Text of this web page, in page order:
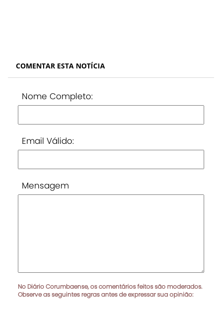
COMENTAR ESTA NOTÍCIA
Nome Completo:
Email Válido:
Mensagem
No Diário Corumbaense, os comentários feitos são moderados.
Observe as seguintes regras antes de expressar sua opinião: